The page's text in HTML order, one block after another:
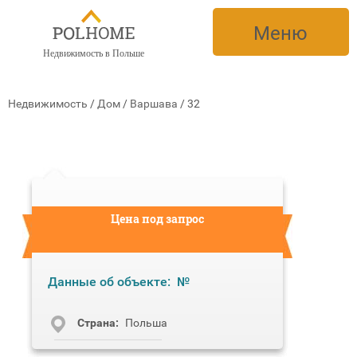
Недвижимость в Польше
Меню
Недвижимость / Дом / Варшава /32
Цена под запрос
Данные об объекте: №
Cтрана: Польша